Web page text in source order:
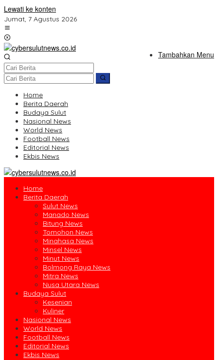
Lewati ke konten
Jumat, 7 Agustus 2026
Tambahkan Menu
Home
Berita Daerah
Budaya Sulut
Nasional News
World News
Football News
Editorial News
Ekbis News
Home
Berita Daerah
Sulut News
Manado News
Bitung News
Tomohon News
Minahasa News
Minsel News
Minut News
Bolmong Raya News
Mitra News
Nusa Utara News
Budaya Sulut
Kesenian
Kuliner
Nasional News
World News
Football News
Editorial News
Ekbis News